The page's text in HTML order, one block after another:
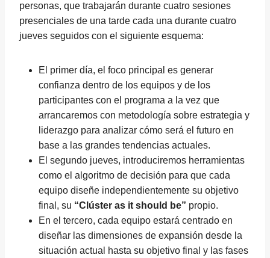
personas, que trabajarán durante cuatro sesiones
presenciales de una tarde cada una durante cuatro
jueves seguidos con el siguiente esquema:
El primer día, el foco principal es generar
confianza dentro de los equipos y de los
participantes con el programa a la vez que
arrancaremos con metodología sobre estrategia y
liderazgo para analizar cómo será el futuro en
base a las grandes tendencias actuales.
El segundo jueves, introduciremos herramientas
como el algoritmo de decisión para que cada
equipo diseñe independientemente su objetivo
final, su “Clúster as it should be” propio.
En el tercero, cada equipo estará centrado en
diseñar las dimensiones de expansión desde la
situación actual hasta su objetivo final y las fases